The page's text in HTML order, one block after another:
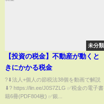
未分類
【投資の税金】不動産が動くと
きにかかる税金
?⬇︎法人+個人の節税法38個を動画で解説
⬇︎? https://lin.ee/J0S7ZLG ✅税金の電子書
籍6冊(PDF804枚) ✅銀...